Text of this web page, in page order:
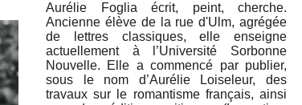
Aurélie Foglia écrit, peint, cherche.
Ancienne élève de la rue d'Ulm, agrégée
de lettres classiques, elle enseigne
actuellement à l’Université Sorbonne
Nouvelle. Elle a commencé par publier,
sous le nom d’Aurélie Loiseleur, des
travaux sur le romantisme français, ainsi